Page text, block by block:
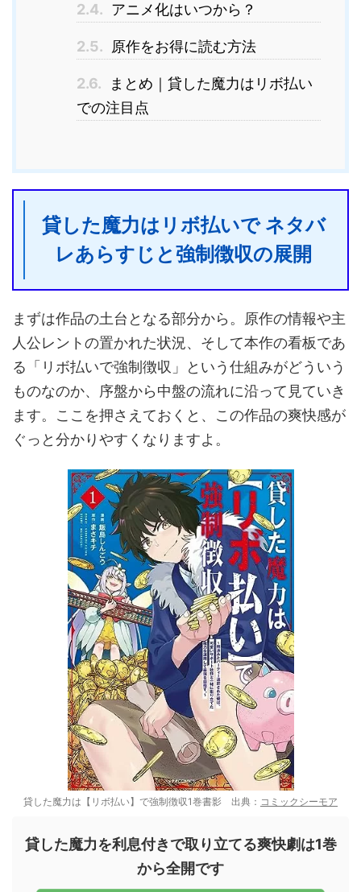
2.4. アニメ化はいつから？
2.5. 原作をお得に読む方法
2.6.
まとめ｜貸した魔力はリボ払い
での注目点
貸した魔力はリボ払いで ネタバ
レあらすじと強制徴収の展開
まずは作品の土台となる部分から。原作の情報や主
人公レントの置かれた状況、そして本作の看板であ
る「リボ払いで強制徴収」という仕組みがどういう
ものなのか、序盤から中盤の流れに沿って見ていき
ます。ここを押さえておくと、この作品の爽快感が
ぐっと分かりやすくなりますよ。
貸した魔力は【リボ払い】で強制徴収1巻書影 出典： コミックシーモア
貸した魔力を利息付きで取り立てる爽快劇は1巻
から全開です